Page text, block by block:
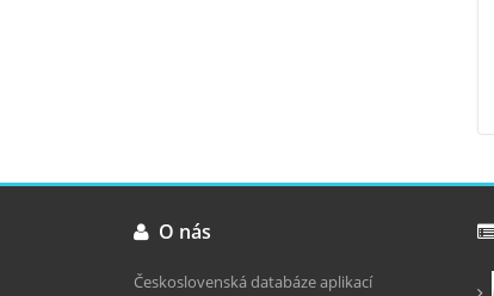
O nás
Československá databáze aplikací